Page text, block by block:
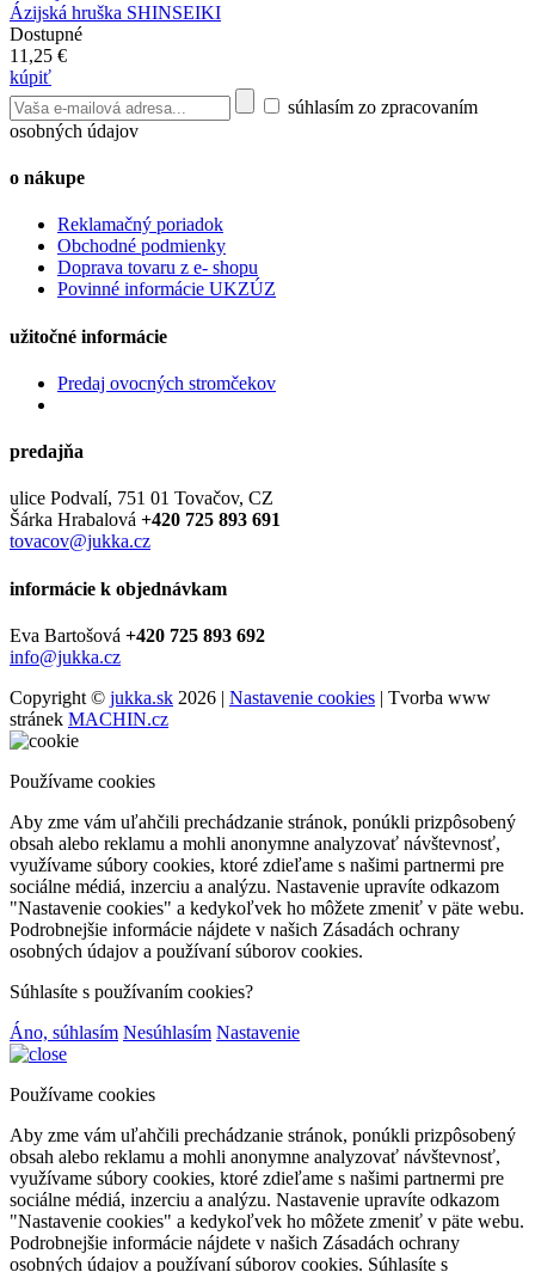
Ázijská hruška SHINSEIKI
Dostupné
11,25 €
kúpiť
súhlasím zo zpracovaním
osobných údajov
o nákupe
Reklamačný poriadok
Obchodné podmienky
Doprava tovaru z e- shopu
Povinné informácie UKZÚZ
užitočné informácie
Predaj ovocných stromčekov
predajňa
ulice Podvalí, 751 01 Tovačov, CZ
Šárka Hrabalová +420 725 893 691
tovacov@jukka.cz
informácie k objednávkam
Eva Bartošová +420 725 893 692
info@jukka.cz
Copyright © jukka.sk 2026 | Nastavenie cookies | Tvorba www
stránek MACHIN.cz
Používame cookies
Aby zme vám uľahčili prechádzanie stránok, ponúkli prizpôsobený
obsah alebo reklamu a mohli anonymne analyzovať návštevnosť,
využívame súbory cookies, ktoré zdieľame s našimi partnermi pre
sociálne médiá, inzerciu a analýzu. Nastavenie upravíte odkazom
"Nastavenie cookies" a kedykoľvek ho môžete zmeniť v päte webu.
Podrobnejšie informácie nájdete v našich Zásadách ochrany
osobných údajov a používaní súborov cookies.
Súhlasíte s používaním cookies?
Áno, súhlasím Nesúhlasím Nastavenie
Používame cookies
Aby zme vám uľahčili prechádzanie stránok, ponúkli prizpôsobený
obsah alebo reklamu a mohli anonymne analyzovať návštevnosť,
využívame súbory cookies, ktoré zdieľame s našimi partnermi pre
sociálne médiá, inzerciu a analýzu. Nastavenie upravíte odkazom
"Nastavenie cookies" a kedykoľvek ho môžete zmeniť v päte webu.
Podrobnejšie informácie nájdete v našich Zásadách ochrany
osobných údajov a používaní súborov cookies. Súhlasíte s